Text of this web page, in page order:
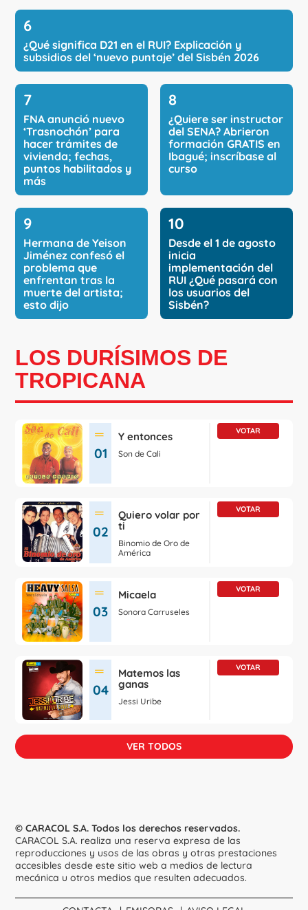
¿Qué significa D21 en el RUI? Explicación y
subsidios del ‘nuevo puntaje’ del Sisbén 2026
FNA anunció nuevo
‘Trasnochón’ para
hacer trámites de
vivienda; fechas,
puntos habilitados y
más
¿Quiere ser instructor
del SENA? Abrieron
formación GRATIS en
Ibagué; inscríbase al
curso
Hermana de Yeison
Jiménez confesó el
problema que
enfrentan tras la
muerte del artista;
esto dijo
Desde el 1 de agosto
inicia
implementación del
RUI ¿Qué pasará con
los usuarios del
Sisbén?
LOS DURÍSIMOS DE
TROPICANA
se mantiene en el número
01
Y entonces
Son de Cali
VOTAR
se mantiene en el número
02
Quiero volar por
ti
Binomio de Oro de
América
VOTAR
se mantiene en el número
03
Micaela
Sonora Carruseles
VOTAR
se mantiene en el número
04
Matemos las
ganas
Jessi Uribe
VOTAR
VER TODOS
© CARACOL S.A. Todos los derechos reservados.
CARACOL S.A. realiza una reserva expresa de las
reproducciones y usos de las obras y otras prestaciones
accesibles desde este sitio web a medios de lectura
mecánica u otros medios que resulten adecuados.